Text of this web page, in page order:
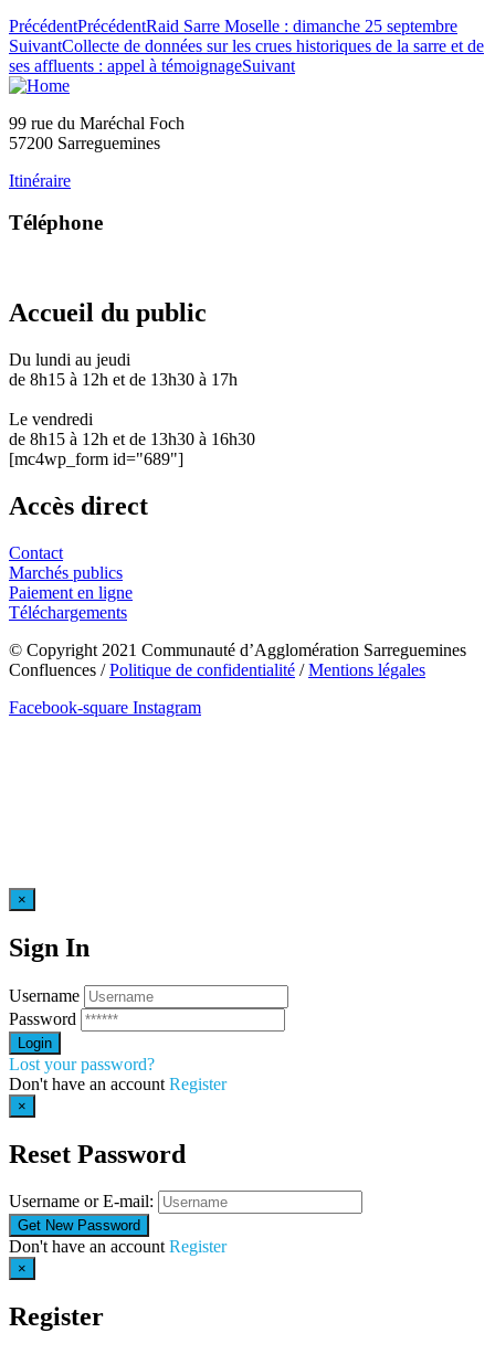
PrécédentPrécédentRaid Sarre Moselle : dimanche 25 septembre
SuivantCollecte de données sur les crues historiques de la sarre et de
ses affluents : appel à témoignageSuivant
99 rue du Maréchal Foch
57200 Sarreguemines
Itinéraire
Téléphone
Accueil du public
Du lundi au jeudi
de 8h15 à 12h et de 13h30 à 17h
Le vendredi
de 8h15 à 12h et de 13h30 à 16h30
[mc4wp_form id="689"]
Accès direct
Contact
Marchés publics
Paiement en ligne
Téléchargements
© Copyright 2021 Communauté d’Agglomération Sarreguemines
Confluences /Politique de confidentialité /Mentions légales
Facebook-square Instagram
×
Sign In
Username
Password
Lost your password?
Don't have an account Register
×
Reset Password
Username or E-mail:
Don't have an accountRegister
×
Register